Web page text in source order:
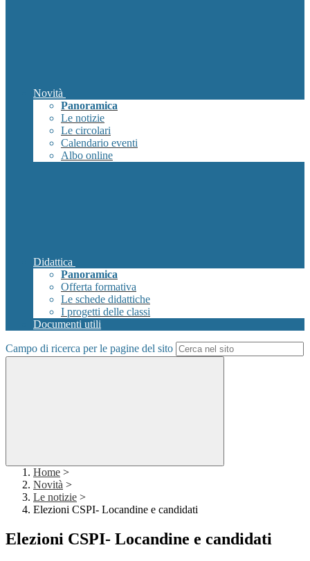
Novità
Panoramica
Le notizie
Le circolari
Calendario eventi
Albo online
Didattica
Panoramica
Offerta formativa
Le schede didattiche
I progetti delle classi
Documenti utili
Campo di ricerca per le pagine del sito
Home >
Novità >
Le notizie >
Elezioni CSPI- Locandine e candidati
Elezioni CSPI- Locandine e candidati